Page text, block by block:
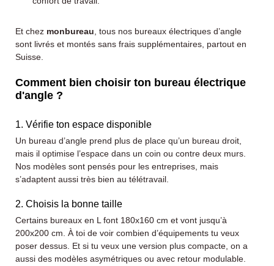
Et chez monbureau, tous nos bureaux électriques d’angle
sont livrés et montés sans frais supplémentaires, partout en
Suisse.
Comment bien choisir ton bureau électrique
d'angle ?
1. Vérifie ton espace disponible
Un bureau d’angle prend plus de place qu’un bureau droit,
mais il optimise l’espace dans un coin ou contre deux murs.
Nos modèles sont pensés pour les entreprises, mais
s’adaptent aussi très bien au télétravail.
2. Choisis la bonne taille
Certains bureaux en L font 180x160 cm et vont jusqu’à
200x200 cm. À toi de voir combien d’équipements tu veux
poser dessus. Et si tu veux une version plus compacte, on a
aussi des modèles asymétriques ou avec retour modulable.